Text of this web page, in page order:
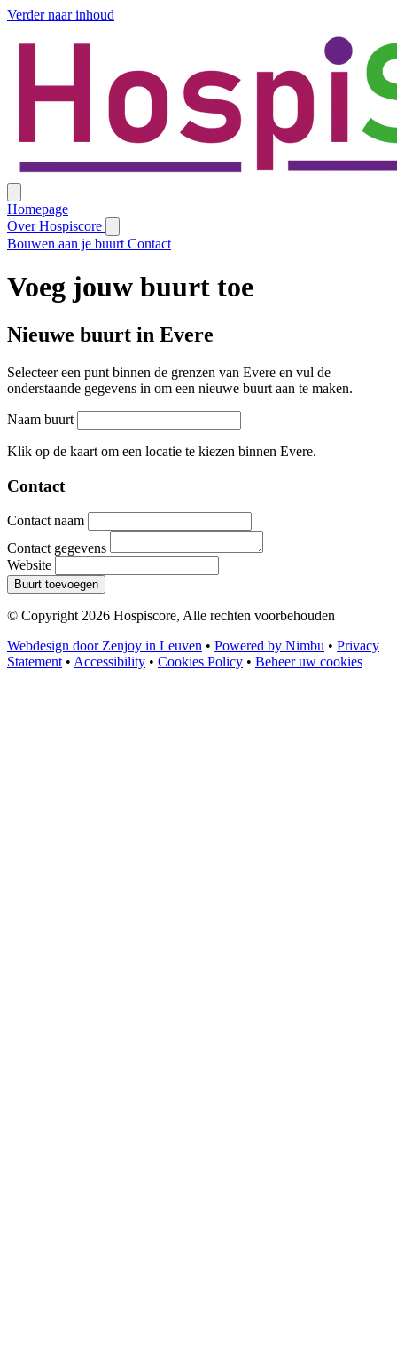
Verder naar inhoud
Homepage
Over Hospiscore
Bouwen aan je buurt Contact
Voeg jouw buurt toe
Nieuwe buurt in Evere
Selecteer een punt binnen de grenzen van Evere en vul de
onderstaande gegevens in om een nieuwe buurt aan te maken.
Naam buurt
+
−
Klik op de kaart om een locatie te kiezen binnen Evere.
Contact
Contact naam
Contact gegevens
Website
Buurt toevoegen
© Copyright 2026 Hospiscore, Alle rechten voorbehouden
Webdesign door Zenjoy in Leuven • Powered by Nimbu • Privacy
Statement • Accessibility • Cookies Policy • Beheer uw cookies